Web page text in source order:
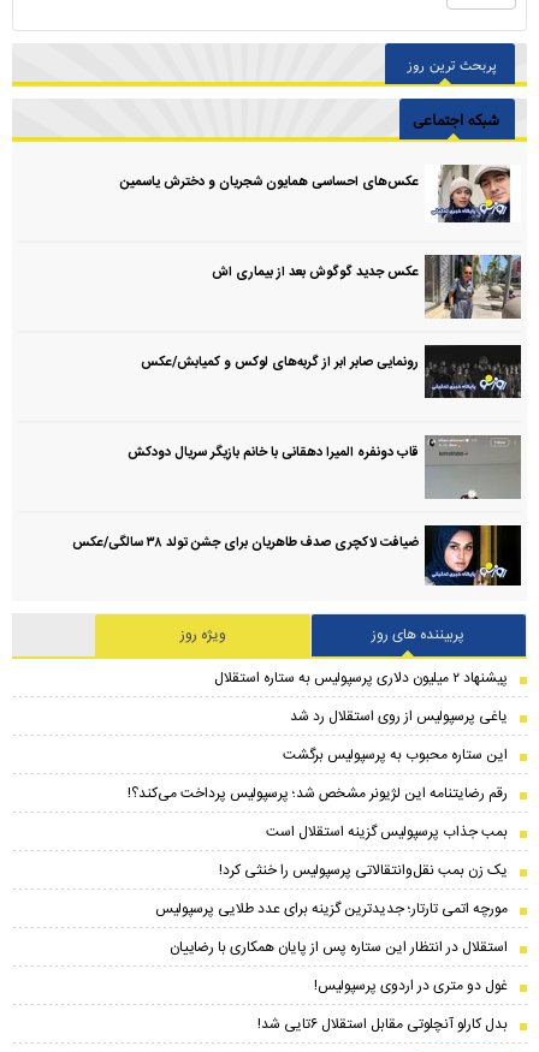
پربحث ترین روز
شبکه اجتماعی
عکس‌های احساسی همایون شجریان و دخترش یاسمین
عکس جدید گوگوش بعد از بیماری اش
رونمایی صابر ابر از گربه‌های لوکس و کمیابش/عکس
قاب دونفره المیرا دهقانی با خانم بازیگر سریال دودکش
ضیافت لاکچری صدف طاهریان برای جشن تولد ۳۸ سالگی‌/عکس
پربیننده های روز
ویژه روز
پیشنهاد ۲ میلیون دلاری پرسپولیس به ستاره استقلال
یاغی پرسپولیس از روی استقلال رد شد
این ستاره محبوب به پرسپولیس برگشت
رقم رضایتنامه این لژیونر مشخص شد؛ پرسپولیس پرداخت می‌کند؟!
بمب جذاب پرسپولیس گزینه استقلال است
یک زن بمب نقل‌وانتقالاتی پرسپولیس را خنثی کرد!
مورچه اتمی تارتار؛ جدیدترین گزینه برای عدد طلایی پرسپولیس
استقلال در انتظار این ستاره پس از پایان همکاری با رضاییان
غول دو متری در اردوی پرسپولیس!
بدل کارلو آنچلوتی مقابل استقلال ۶تایی شد!